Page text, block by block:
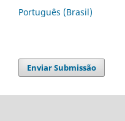
Português (Brasil)
Enviar Submissão